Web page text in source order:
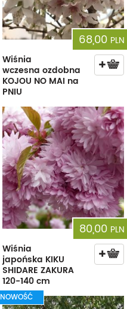
68,00 PLN
Wiśnia
wczesna ozdobna
KOJOU NO MAI na
PNIU
80,00 PLN
Wiśnia
japońska KIKU
SHIDARE ZAKURA
120-140 cm
NOWOŚĆ